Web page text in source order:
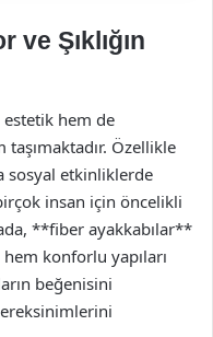
Şıklığın
estetik hem de
Özellikle
sosyal etkinliklerde
insan için öncelikli
**fiber ayakkabılar**
hem konforlu yapıları
beğenisini